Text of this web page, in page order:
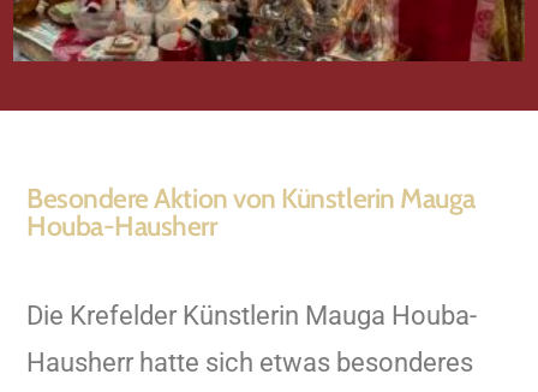
Besondere Aktion von Künstlerin Mauga
Houba-Hausherr
Die Krefelder Künstlerin Mauga Houba-
Hausherr hatte sich etwas besonderes